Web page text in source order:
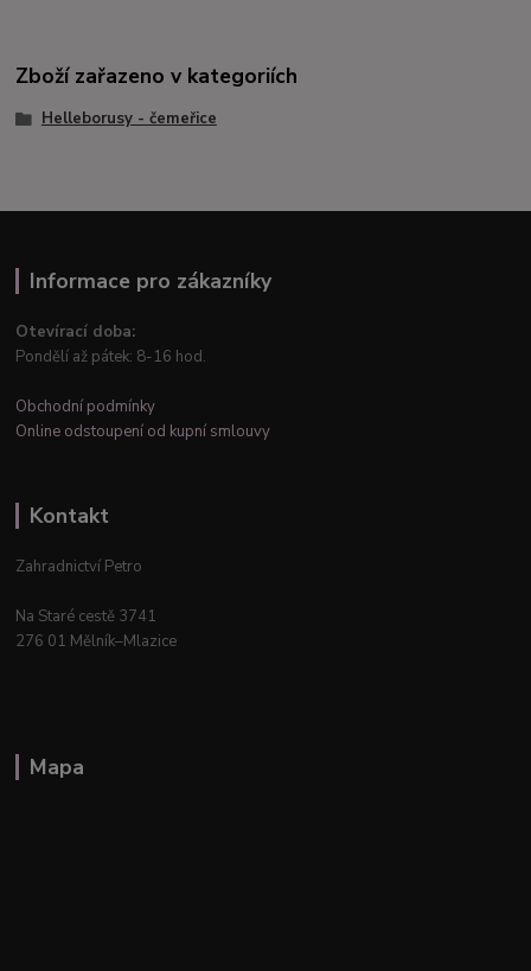
Zboží zařazeno v kategoriích
Helleborusy - čemeřice
Informace pro zákazníky
Otevírací doba:
Pondělí až pátek: 8-16 hod.
Obchodní podmínky
Online odstoupení od kupní smlouvy
Kontakt
Zahradnictví Petro
Na Staré cestě 3741
276 01 Mělník–Mlazice
Mapa